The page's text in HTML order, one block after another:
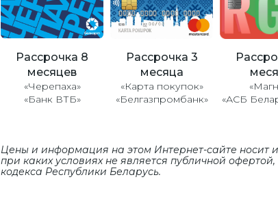
Рассрочка 8
месяцев
«Черепаха»
«Банк ВТБ»
Рассрочка 3
месяца
«Карта покупок»
«Белгазпромбанк»
«АСБ
Цены и информация на этом Интернет-сайте носит
при каких условиях не является публичной
кодекса Республики Беларусь.